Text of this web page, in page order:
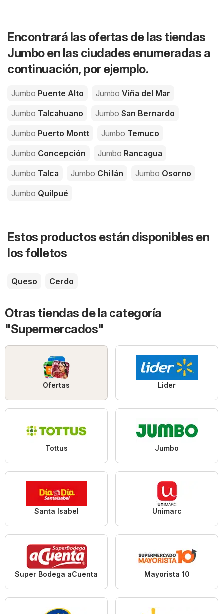
Encontrará las ofertas de las tiendas
Jumbo en las ciudades enumeradas a
continuación, por ejemplo.
Jumbo Puente Alto Jumbo Viña del Mar
Jumbo Talcahuano Jumbo San Bernardo
Jumbo Puerto Montt Jumbo Temuco
Jumbo Concepción Jumbo Rancagua
Jumbo Talca Jumbo Chillán Jumbo Osorno
Jumbo Quilpué
Estos productos están disponibles en
los folletos
Queso Cerdo
Otras tiendas de la categoría
"Supermercados"
Ofertas Lider
Tottus Jumbo
Santa Isabel Unimarc
Super Bodega aCuenta Mayorista 10